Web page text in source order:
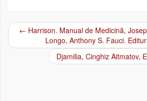
Post navigation
← Harrison. Manual de Medicină,
Longo, Anthony S. Fauci.
Djamilia, Cinghiz Aitmatov,